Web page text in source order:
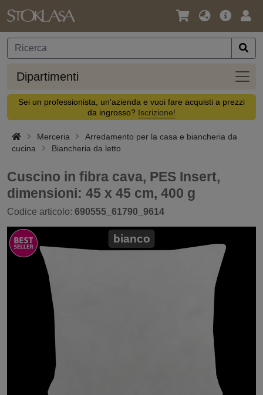
Lingua
Valuta
Offerta
Dipartimenti
Sei un professionista, un'azienda e vuoi fare acquisti a prezzi
da ingrosso? Iscrizione!
Merceria
Arredamento per la casa e biancheria da
cucina
Biancheria da letto
Cuscino in fibra cava, PES Insert,
dimensioni: 45 x 45 cm, 400 g
Codice articolo: 690555_61790_9614
bianco